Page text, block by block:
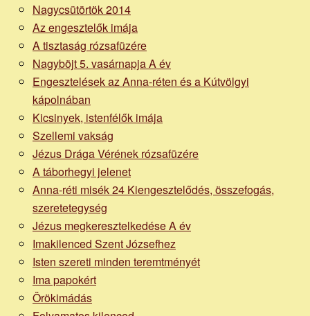
Nagycsütörtök 2014
Az engesztelők imája
A tisztaság rózsafüzére
Nagyböjt 5. vasárnapja A év
Engesztelések az Anna-réten és a Kútvölgyi
kápolnában
Kicsinyek, istenfélők imája
Szellemi vakság
Jézus Drága Vérének rózsafüzére
A táborhegyi jelenet
Anna-réti misék 24 Kiengesztelődés, összefogás,
szeretetegység
Jézus megkeresztelkedése A év
Imakilenced Szent Józsefhez
Isten szereti minden teremtményét
Ima papokért
Örökimádás